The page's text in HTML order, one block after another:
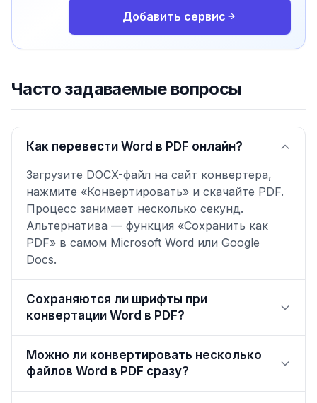
Добавить сервис
Часто задаваемые вопросы
Как перевести Word в PDF онлайн?
Загрузите DOCX-файл на сайт конвертера,
нажмите «Конвертировать» и скачайте PDF.
Процесс занимает несколько секунд.
Альтернатива — функция «Сохранить как
PDF» в самом Microsoft Word или Google
Docs.
Сохраняются ли шрифты при
конвертации Word в PDF?
Можно ли конвертировать несколько
файлов Word в PDF сразу?